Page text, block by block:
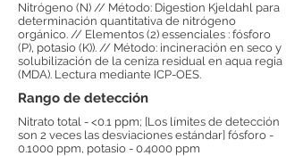
Nitrógeno (N) // Método: Digestion Kjeldahl para
determinación quantitativa de nitrógeno
orgánico. // Elementos (2) essenciales : fósforo
(P), potasio (K)). // Método: incineración en seco y
solubilización de la ceniza residual en aqua regia
(MDA). Lectura mediante ICP-OES.
Rango de detección
Nitrato total - <0.1 ppm; [Los límites de detección
son 2 veces las desviaciones estándar] fósforo -
0.1000 ppm, potasio - 0.4000 ppm